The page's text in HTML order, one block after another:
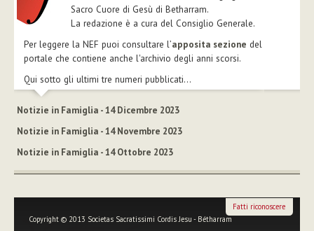
Sacro Cuore di Gesù di Betharram.
La redazione è a cura del Consiglio Generale.
Per leggere la NEF puoi consultare l’apposita sezione del
portale che contiene anche l'archivio degli anni scorsi.
Qui sotto gli ultimi tre numeri pubblicati...
Notizie in Famiglia - 14 Dicembre 2023
Notizie in Famiglia - 14 Novembre 2023
Notizie in Famiglia - 14 Ottobre 2023
Copyright © 2013 Societas Sacratissimi Cordis Jesu - Bétharram
Fatti riconoscere